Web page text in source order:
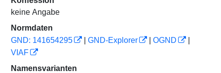
keine Angabe
Normdaten
GND: 141654295
GND-Explorer OGND
VIAF
Namensvarianten